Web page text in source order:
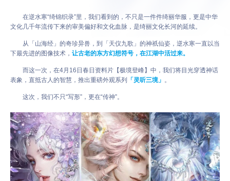
在逆水寒“绮锦织录”里，我们看到的，不只是一件件绮丽华服，更是中华
文化几千年流传下来的审美偏好和文化血脉，是绮丽文化长河的延续。
从「山海经」的奇珍异兽，到「天仪九歌」的神祇仙姿，逆水寒一直以当
下最先进的图像技术， 让古老的东方幻想符号，在江湖中活过来。
而这一次，在4月16日春日资料片【极境登峰】中，我们将目光穿透神话
表象，直抵古人的智慧，推出重磅外观系列
「灵听三境」 。
这次，我们不只“写形”，更在“传神”。